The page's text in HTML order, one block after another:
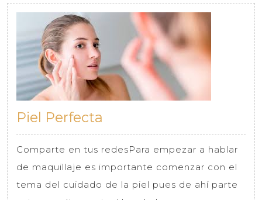
Piel Perfecta
Perfecta
Comparte en tus redesPara empezar a hablar
de maquillaje es importante comenzar con el
tema del cuidado de la piel pues de ahí parte